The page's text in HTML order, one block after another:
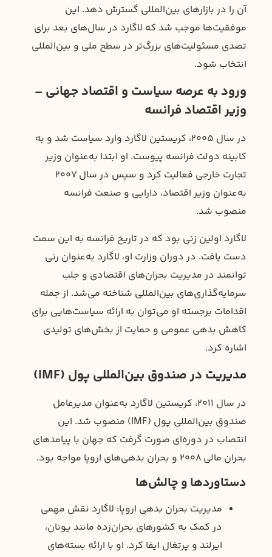
آن را در بازارهای بین‌المللی گسترش دهد. این
موفقیت‌ها موجب شد که لاگارد در سال‌های بعد برای
تصدی مسئولیت‌های بزرگ‌تر در سطح ملی و بین‌المللی
انتخاب شود.
ورود به عرصه سیاست و اقتصاد جهانی –
وزیر اقتصاد فرانسه
در سال ۲۰۰۵، کریستین لاگارد وارد سیاست شد و به
کابینه دولت فرانسه پیوست. او ابتدا به‌عنوان وزیر
تجارت خارجی فعالیت کرد و سپس در سال ۲۰۰۷
به‌عنوان وزیر اقتصاد، دارایی و صنعت فرانسه
منصوب شد.
لاگارد اولین زنی بود که در تاریخ فرانسه به این سمت
دست یافت. در دوران وزارت او، لاگارد به‌عنوان رنی
توانمند در مدیریت بحران‌های اقتصادی و جلب
سرمایه‌گذاری‌های بین‌المللی شناخته می‌شد. از جمله
اقدامات برجسته او می‌توان به ارائه سیاست‌هایی برای
کاهش بدهی عمومی و حمایت از بخش‌های تولیدی
اشاره کرد.
مدیریت در صندوق بین‌المللی پول (IMF)
در سال ۲۰۱۱، کریستین لاگارد به‌عنوان مدیرعامل
صندوق بین‌المللی پول (IMF) منصوب شد. این
انتصاب در دوره‌ای صورت گرفت که جهان با پیامدهای
بحران مالی ۲۰۰۸ و بحران بدهی‌های اروپا مواجه بود.
دستاوردها و چالش‌ها
مدیریت بحران بدهی اروپا: لاگارد نقش مهمی
در کمک به کشورهای بحران‌زده مانند یونان،
ایرلند و پرتغال ایفا کرد. او با ارائه بسته‌های